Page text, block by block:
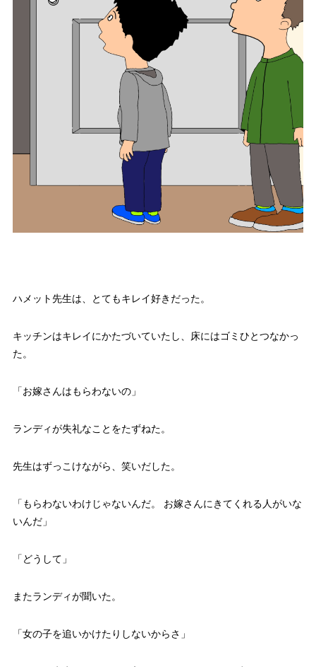
ハメット先生は、とてもキレイ好きだった。
キッチンはキレイにかたづいていたし、床にはゴミひとつなかっ
た。
「お嫁さんはもらわないの」
ランディが失礼なことをたずねた。
先生はずっこけながら、笑いだした。
「もらわないわけじゃないんだ。 お嫁さんにきてくれる人がいな
いんだ」
「どうして」
またランディが聞いた。
「女の子を追いかけたりしないからさ」